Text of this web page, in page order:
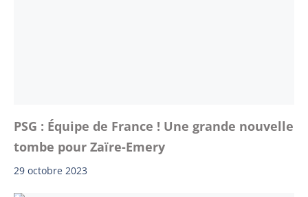
PSG : Équipe de France ! Une grande nouvelle
tombe pour Zaïre-Emery
29 octobre 2023